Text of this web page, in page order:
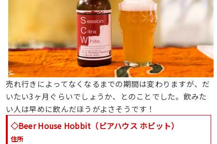
売れ行きによってなくなるまでの期間は変わりますが、だ
いたい3ヶ月ぐらいでしょうか、とのことでした。飲みた
い人は早めに飲んだほうがよさそうです！
◇Beer House Hobbit（ビアハウス ホビット）
住所